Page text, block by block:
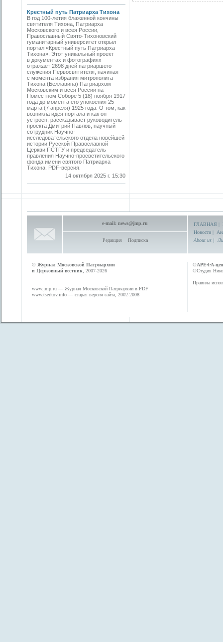
Крестный путь Патриарха Тихона
В год 100-летия блаженной кончины
святителя Тихона, Патриарха
Московского и всея России,
Православный Свято-Тихоновский
гуманитарный университет открыл
портал «Крестный путь Патриарха
Тихона». Этот уникальный проект
в документах и фотографиях
отражает 2698 дней патриаршего
служения Первосвятителя, начиная
с момента избрания митрополита
Тихона (Беллавина) Патриархом
Московским и всея России на
Поместном Соборе 5 (18) ноября 1917
года до момента его упокоения 25
марта (7 апреля) 1925 года. О том, как
возникла идея портала и как он
устроен, рассказывает руководитель
проекта Дмитрий Павлов, научный
сотрудник Научно-
исследовательского отдела новейшей
истории Русской Православной
Церкви ПСТГУ и председатель
правления Научно-просветительского
фонда имени святого Патриарха
Тихона. PDF-версия.
14 октября 2025 г. 15:30
e-mail: news@jmp.ru
Редакция Подписка
ГЛАВНАЯ |
Новости |
About us |
© Журнал Московской Патриархии
и Церковный вестник , 2007-2026
www.jmp.ru — Журнал Московской Патриархии в PDF
www.tserkov.info — старая версия сайта, 2002-2008
©АРЕФА-
©Студия
Правила